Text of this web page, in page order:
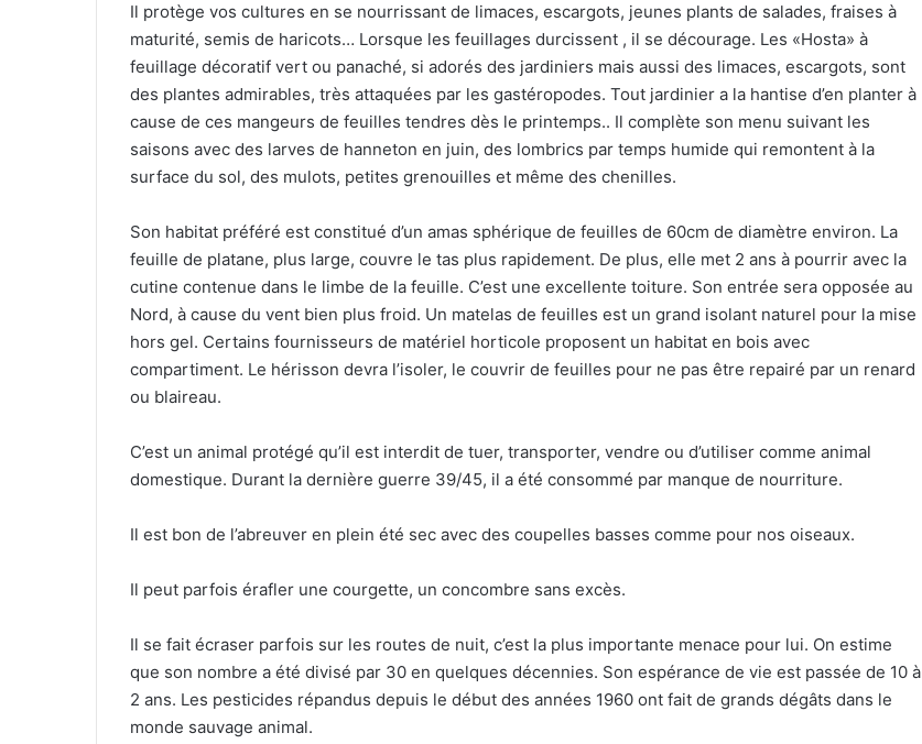
Il protège vos cultures en se nourrissant de limaces, escargots, jeunes plants de salades, fraises à
maturité, semis de haricots… Lorsque les feuillages durcissent , il se décourage. Les «Hosta» à
feuillage décoratif vert ou panaché, si adorés des jardiniers mais aussi des limaces, escargots, sont
des plantes admirables, très attaquées par les gastéropodes. Tout jardinier a la hantise d’en planter à
cause de ces mangeurs de feuilles tendres dès le printemps.. Il complète son menu suivant les
saisons avec des larves de hanneton en juin, des lombrics par temps humide qui remontent à la
surface du sol, des mulots, petites grenouilles et même des chenilles.
Son habitat préféré est constitué d’un amas sphérique de feuilles de 60cm de diamètre environ. La
feuille de platane, plus large, couvre le tas plus rapidement. De plus, elle met 2 ans à pourrir avec la
cutine contenue dans le limbe de la feuille. C’est une excellente toiture. Son entrée sera opposée au
Nord, à cause du vent bien plus froid. Un matelas de feuilles est un grand isolant naturel pour la mise
hors gel. Certains fournisseurs de matériel horticole proposent un habitat en bois avec
compartiment. Le hérisson devra l’isoler, le couvrir de feuilles pour ne pas être repairé par un renard
ou blaireau.
C’est un animal protégé qu’il est interdit de tuer, transporter, vendre ou d’utiliser comme animal
domestique. Durant la dernière guerre 39/45, il a été consommé par manque de nourriture.
Il est bon de l’abreuver en plein été sec avec des coupelles basses comme pour nos oiseaux.
Il peut parfois érafler une courgette, un concombre sans excès.
Il se fait écraser parfois sur les routes de nuit, c’est la plus importante menace pour lui. On estime
que son nombre a été divisé par 30 en quelques décennies. Son espérance de vie est passée de 10 à
2 ans. Les pesticides répandus depuis le début des années 1960 ont fait de grands dégâts dans le
monde sauvage animal.